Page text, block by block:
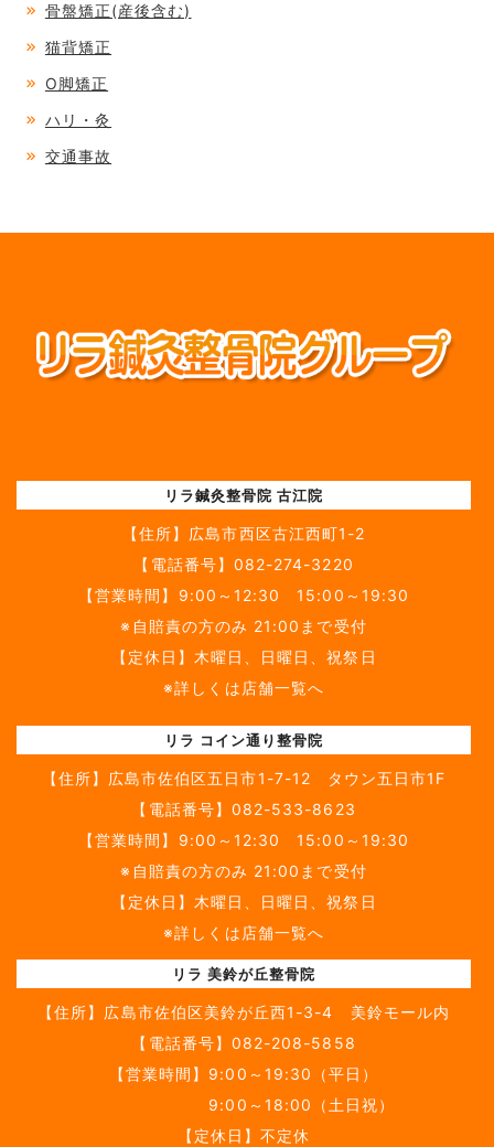
骨盤矯正(産後含む)
猫背矯正
O脚矯正
ハリ・灸
交通事故
リラ鍼灸整骨院 古江院
【住所】 広島市西区古江西町1-2
【電話番号】 082-274-3220
【営業時間】9:00～12:30 15:00～19:30
※自賠責の方のみ 21:00まで受付
【定休日】木曜日、日曜日、祝祭日
※詳しくは店舗一覧へ
リラ コイン通り整骨院
【住所】 広島市佐伯区五日市1-7-12 タウン五日市1F
【電話番号】 082-533-8623
【営業時間】9:00～12:30 15:00～19:30
※自賠責の方のみ 21:00まで受付
【定休日】木曜日、日曜日、祝祭日
※詳しくは店舗一覧へ
リラ 美鈴が丘整骨院
【住所】 広島市佐伯区美鈴が丘西1-3-4 美鈴モール内
【電話番号】 082-208-5858
【営業時間】9:00～19:30（平日）
9:00～18:00（土日祝）
【定休日】不定休